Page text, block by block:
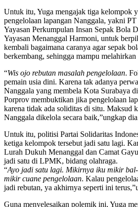
Untuk itu, Yuga mengajak tiga kelompok
pengelolaan lapangan Nanggala, yakni
Yayasan Perkumpulan Insan Sepak Bola
Yayasan Menanggal Harmoni, untuk
kembali bagaimana caranya agar sepak
berkembang, sehingga mampu
“Wis ojo rebutan masalah pengelolaan.
pemain usia dini. Karena tak adanya
Nanggala yang membela Kota Surabaya di
Porprov membuktikan jika pengelolaan
karena tidak ada soliditas di situ. Maksud
Nanggala dikelola secara baik,”ungkap
Untuk itu, politisi Partai Solidaritas
ketiga kelompok tersebut jadi satu lagi.
Lurah Dukuh Menanggal dan Camat
jadi satu di LPMK, bidang olahraga.
“Ayo jadi satu lagi. Mikirnya iku mikir
mikir cuane pengelolaan. Kalau
jadi rebutan, ya akhirnya seperti ini
Guna menyelesaikan polemik ini, Yuga